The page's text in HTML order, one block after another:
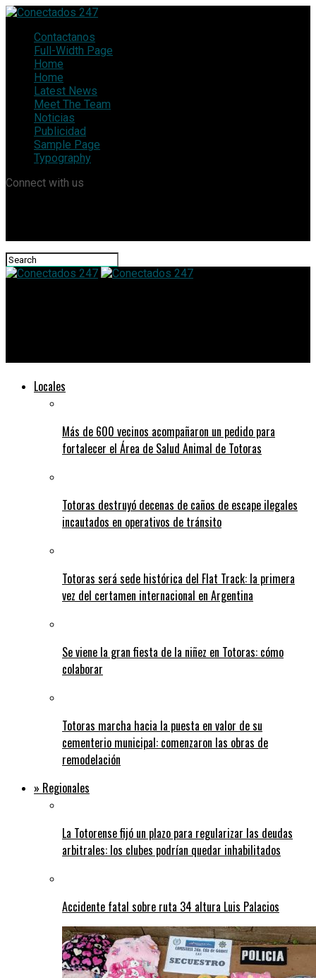
Contactanos
Full-Width Page
Home
Home
Latest News
Meet The Team
Noticias
Publicidad
Sample Page
Typography
Connect with us
Locales
Más de 600 vecinos acompañaron un pedido para
fortalecer el Área de Salud Animal de Totoras
Totoras destruyó decenas de caños de escape ilegales
incautados en operativos de tránsito
Totoras será sede histórica del Flat Track: la primera
vez del certamen internacional en Argentina
Se viene la gran fiesta de la niñez en Totoras: cómo
colaborar
Totoras marcha hacia la puesta en valor de su
cementerio municipal: comenzaron las obras de
remodelación
» Regionales
La Totorense fijó un plazo para regularizar las deudas
arbitrales: los clubes podrían quedar inhabilitados
Accidente fatal sobre ruta 34 altura Luis Palacios